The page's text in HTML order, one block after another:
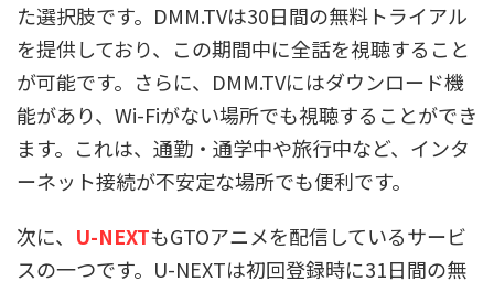
た選択肢です。DMM.TVは30日間の無料トライアル
を提供しており、この期間中に全話を視聴すること
が可能です。さらに、DMM.TVにはダウンロード機
能があり、Wi-Fiがない場所でも視聴することができ
ます。これは、通勤・通学中や旅行中など、インタ
ーネット接続が不安定な場所でも便利です。
次に、 U-NEXTもGTOアニメを配信しているサービ
スの一つです。U-NEXTは初回登録時に31日間の無